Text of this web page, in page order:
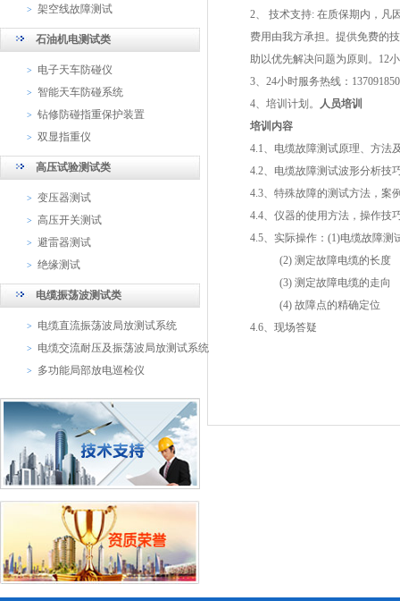
> 架空线故障测试
石油机电测试类
> 电子天车防碰仪
> 智能天车防碰系统
> 钻修防碰指重保护装置
> 双显指重仪
高压试验测试类
> 变压器测试
> 高压开关测试
> 避雷器测试
> 绝缘测试
电缆振荡波测试类
> 电缆直流振荡波局放测试系统
> 电缆交流耐压及振荡波局放测试系统
> 多功能局部放电巡检仪
2、 技术支持: 在质保期内，凡
费用由我方承担。提供免费的
助以优先解决问题为原则。12
3、24小时服务热线：
4、培训计划。
人员培训
培训内容
4.1、电缆故障测试原理、方法
4.2、电缆故障测试波形分析技
4.3、特殊故障的测试方法，案
4.4、仪器的使用方法，操作技
4.5、实际操作：(1)电缆故障测
(2) 测定故障电缆的长度
(3) 测定故障电缆的走向
(4) 故障点的精确定位
4.6、现场答疑